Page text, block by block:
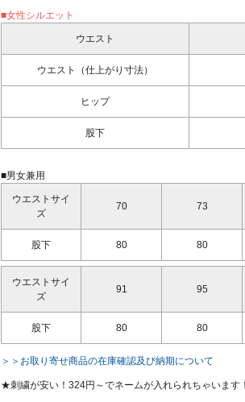
■女性シルエット
ウエスト
ウエスト（仕上がり寸法）
ヒップ
股下
■男女兼用
ウエストサイ
ズ
70 73
股下 80 80
ウエストサイ
ズ
91 95
股下 80 80
＞＞お取り寄せ商品の在庫確認及び納期について
★刺繍が安い！324円～でネームが入れられちゃいます